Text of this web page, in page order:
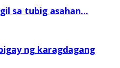
sa tubig asahan...
ng karagdagang